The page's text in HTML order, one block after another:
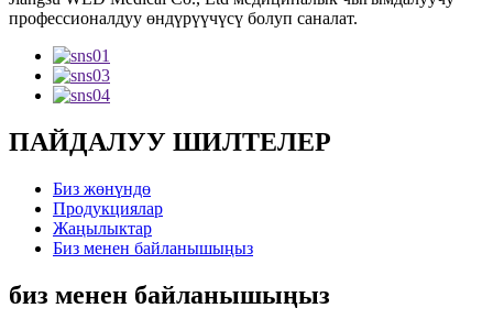
профессионалдуу өндүрүүчүсү болуп саналат.
ПАЙДАЛУУ ШИЛТЕЛЕР
Биз жөнүндө
Продукциялар
Жаңылыктар
Биз менен байланышыңыз
биз менен байланышыңыз